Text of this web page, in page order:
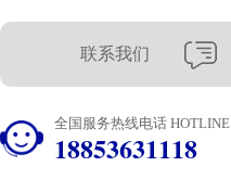
联系我们
全国服务热线电话 HOTLINE
18853631118